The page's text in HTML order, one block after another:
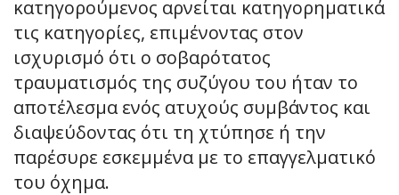
κατηγορούμενος αρνείται κατηγορηματικά
τις κατηγορίες, επιμένοντας στον
ισχυρισμό ότι ο σοβαρότατος
τραυματισμός της συζύγου του ήταν το
αποτέλεσμα ενός ατυχούς συμβάντος και
διαψεύδοντας ότι τη χτύπησε ή την
παρέσυρε εσκεμμένα με το επαγγελματικό
του όχημα.